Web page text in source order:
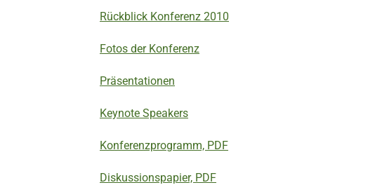
Rückblick Konferenz 2010
Fotos der Konferenz
Präsentationen
Keynote Speakers
Konferenzprogramm, PDF
Diskussionspapier, PDF